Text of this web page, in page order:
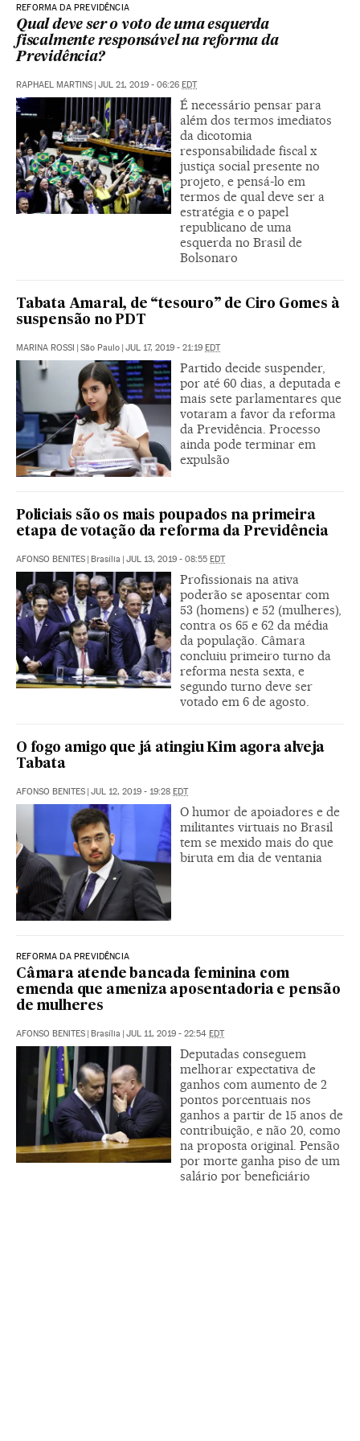
REFORMA DA PREVIDÊNCIA
Qual deve ser o voto de uma esquerda
fiscalmente responsável na reforma da
Previdência?
RAPHAEL MARTINS | JUL 21, 2019 - 06:26 EDT
É necessário pensar para
além dos termos imediatos
da dicotomia
responsabilidade fiscal x
justiça social presente no
projeto, e pensá-lo em
termos de qual deve ser a
estratégia e o papel
republicano de uma
esquerda no Brasil de
Bolsonaro
Tabata Amaral, de “tesouro” de Ciro Gomes à
suspensão no PDT
MARINA ROSSI | São Paulo | JUL 17, 2019 - 21:19 EDT
Partido decide suspender,
por até 60 dias, a deputada e
mais sete parlamentares que
votaram a favor da reforma
da Previdência. Processo
ainda pode terminar em
expulsão
Policiais são os mais poupados na primeira
etapa de votação da reforma da Previdência
AFONSO BENITES | Brasília | JUL 13, 2019 - 08:55 EDT
Profissionais na ativa
poderão se aposentar com
53 (homens) e 52 (mulheres),
contra os 65 e 62 da média
da população. Câmara
concluiu primeiro turno da
reforma nesta sexta, e
segundo turno deve ser
votado em 6 de agosto.
O fogo amigo que já atingiu Kim agora alveja
Tabata
AFONSO BENITES | JUL 12, 2019 - 19:28 EDT
O humor de apoiadores e de
militantes virtuais no Brasil
tem se mexido mais do que
biruta em dia de ventania
REFORMA DA PREVIDÊNCIA
Câmara atende bancada feminina com
emenda que ameniza aposentadoria e pensão
de mulheres
AFONSO BENITES | Brasília | JUL 11, 2019 - 22:54 EDT
Deputadas conseguem
melhorar expectativa de
ganhos com aumento de 2
pontos porcentuais nos
ganhos a partir de 15 anos de
contribuição, e não 20, como
na proposta original. Pensão
por morte ganha piso de um
salário por beneficiário